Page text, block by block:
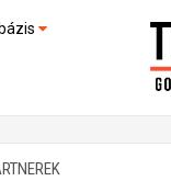
(feltöltés alatt)